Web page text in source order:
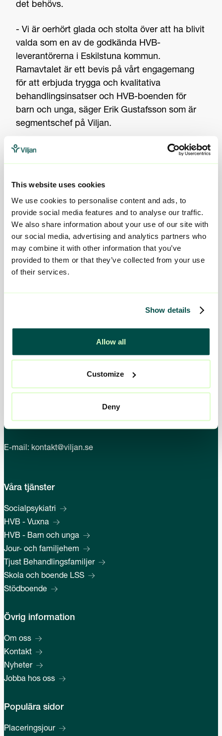
This website uses cookies
We use cookies to personalise content and ads, to
provide social media features and to analyse our traffic.
We also share information about your use of our site with
our social media, advertising and analytics partners who
may combine it with other information that you’ve
provided to them or that they’ve collected from your use
of their services.
Show details
Allow all
Customize
Deny
det behövs.
- Vi är oerhört glada och stolta över att ha blivit
valda som en av de godkända HVB-
leverantörerna i Eskilstuna kommun.
Ramavtalet är ett bevis på vårt engagemang
för att erbjuda trygga och kvalitativa
behandlingsinsatser och HVB-boenden för
barn och unga, säger Erik Gustafsson som är
segmentschef på Viljan.
Viljans del i upphandlingen omfattar 18 HVB-
enheter, var och en med sin egen nisch och
hamnar i rätt insats med rätt förutsättningar.
- Vi ser fram emot att samarbeta med
Eskilstuna kommun och att fortsätta vårt
arbete med individanpassade
behandlingsinsatser som stärker och utvecklar
varje enskild individ, säger Erik Gustafsson.
Våra befintliga HVB för barn och unga
Telefon:
E-mail: kontakt@viljan.se
Våra tjänster
Socialpsykiatri
HVB - Vuxna
HVB - Barn och unga
Jour- och familjehem
Tjust Behandlingsfamiljer
Skola och boende LSS
Stödboende
Övrig information
Om oss
Kontakt
Nyheter
Jobba hos oss
Populära sidor
Placeringsjour